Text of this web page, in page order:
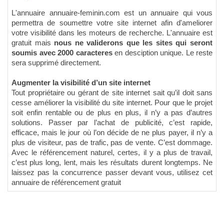
L'annuaire annuaire-feminin.com est un annuaire qui vous
permettra de soumettre votre site internet afin d'ameliorer
votre visibilité dans les moteurs de recherche. L'annuaire est
gratuit mais nous ne validerons que les sites qui seront
soumis avec 2000 caracteresen desciption unique. Le reste
sera supprimé directement.
Augmenter la visibilité d’un site internet
Tout propriétaire ou gérant de site internet sait qu’il doit sans
cesse améliorer la visibilité du site internet. Pour que le projet
soit enfin rentable ou de plus en plus, il n’y a pas d’autres
solutions. Passer par l’achat de publicité, c’est rapide,
efficace, mais le jour où l’on décide de ne plus payer, il n’y a
plus de visiteur, pas de trafic, pas de vente. C’est dommage.
Avec le référencement naturel, certes, il y a plus de travail,
c’est plus long, lent, mais les résultats durent longtemps. Ne
laissez pas la concurrence passer devant vous, utilisez cet
annuaire de référencement gratuit